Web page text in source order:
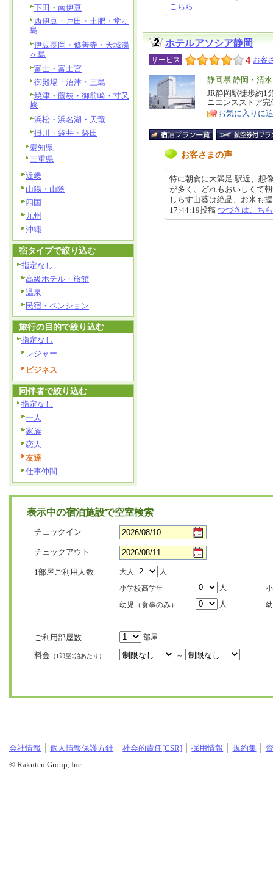
こちら
ホテルアソシア静岡
サービス 4 お客
エ
リ
ア
静岡県 静岡・清水
特
徴
JR静岡駅徒歩約
ニエンスストア
お気に入りに
お客さまの声
特に朝食に大満足 駅近、想
が多く、どれもおいしくて
しらす山葵は絶品、お米も
17:44:19投稿 つづきはこちら
下田・南伊豆
西伊豆・戸田・土肥・堂ヶ
島
伊豆長岡・修善寺・天城湯
ヶ島
富士・富士宮
御殿場・沼津・三島
焼津・藤枝・御前崎・寸又
峡
浜松・浜名湖・天竜
掛川・袋井・磐田
愛知県
三重県
近畿
山陽・山陰
四国
九州
沖縄
宿タイプで絞り込む
指定なし
高級ホテル・旅館
温泉
民宿・ペンション
旅行の目的で絞り込む
指定なし
レジャー
ビジネス
同伴者で絞り込む
指定なし
一人
家族
恋人
友達
仕事仲間
表示中の宿泊施設で空室検索
チェックイン
チェックアウト
1部屋ご利用人数 大人
人
小学校高学年
人
幼児（食事のみ）
人
ご利用部屋数 部屋
料金 （1部屋1泊あたり） ～
会社情報 個人情報保護方針 社会的責任[CSR] 採用情報 規約集
© Rakuten Group, Inc.